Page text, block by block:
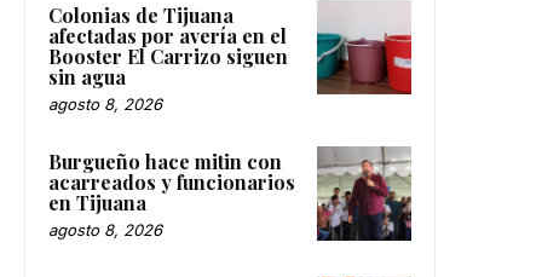
Colonias de Tijuana
afectadas por avería en el
Booster El Carrizo siguen
sin agua
agosto 8, 2026
Burgueño hace mitin con
acarreados y funcionarios
en Tijuana
agosto 8, 2026